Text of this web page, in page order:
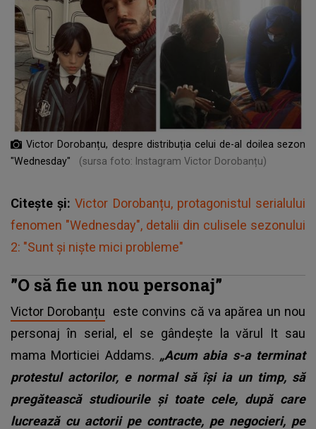
Victor Dorobanțu, despre distribuția celui de-al doilea sezon
"Wednesday"
(sursa foto: Instagram Victor Dorobanțu)
Citește și:Victor Dorobanțu, protagonistul serialului
fenomen "Wednesday", detalii din culisele sezonului
2: "Sunt și niște mici probleme"
”O să fie un nou personaj”
Victor Dorobanțu este convins că va apărea un nou
personaj în serial, el se gândește la vărul It sau
mama Morticiei Addams. „Acum abia s-a terminat
protestul actorilor, e normal să își ia un timp, să
pregătească studiourile și toate cele, după care
lucrează cu actorii pe contracte, pe negocieri, pe